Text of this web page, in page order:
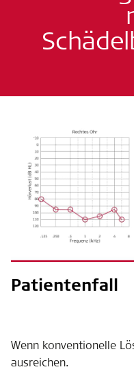
Patientenfall
Wenn konventionelle
ausreichen.